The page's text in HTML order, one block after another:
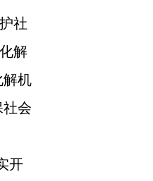
社
解
解机
会
开